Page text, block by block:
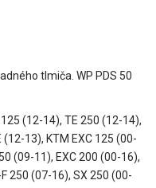
tlmiča. WP PDS 50
(12-14), TE 250 (12-14),
(12-13), KTM EXC 125 (00-
(09-11), EXC 200 (00-16),
250 (07-16), SX 250 (00-